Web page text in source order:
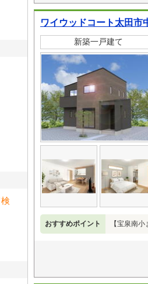
ワイウッドコート太田
新築一戸建て
おすすめポイント 【宝泉南